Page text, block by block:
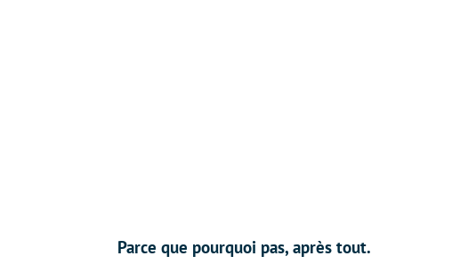
Parce que pourquoi pas, après tout.